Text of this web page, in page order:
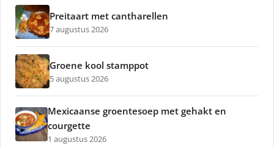
Preitaart met cantharellen
7 augustus 2026
Groene kool stamppot
5 augustus 2026
Mexicaanse groentesoep met gehakt en
courgette
1 augustus 2026